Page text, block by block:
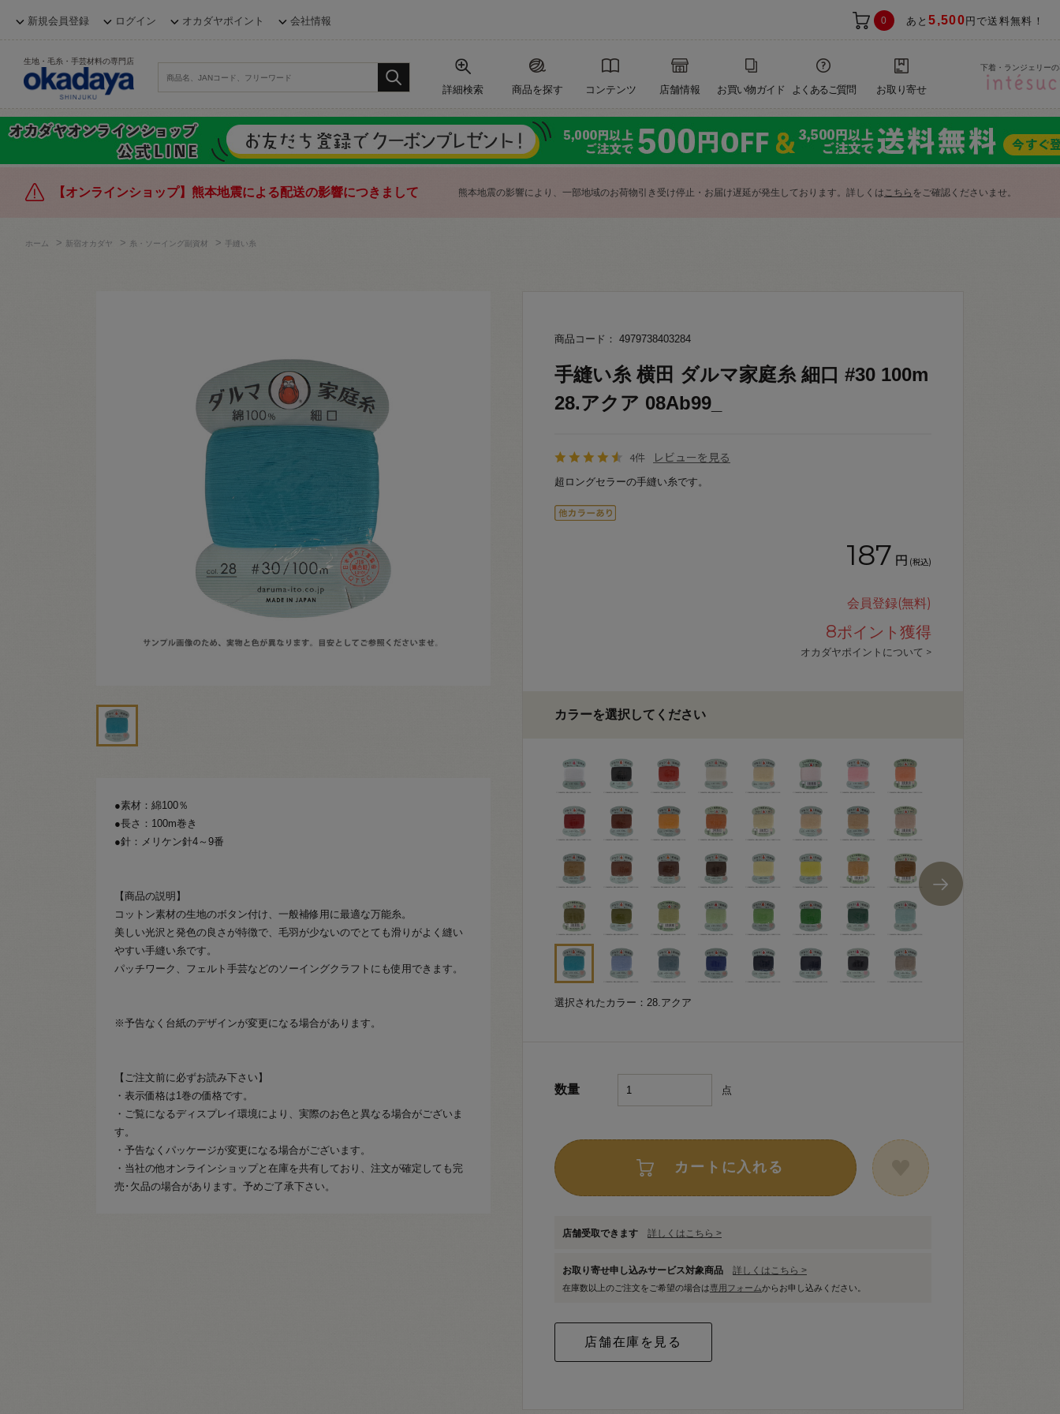
新規会員登録 ログイン オカダヤポイント 会社情報 0 あと5,500 円で送料無料！
生地・毛糸・手芸材料の専門店
詳細検索 商品を探す コンテンツ 店舗情報 お買い物ガイド よくあるご質問 お取り寄せ
下着・ランジェリー
【オンラインショップ】熊本地震による配送の影響につきまして 熊本地震の影響により、一部地域のお荷物引き受け停止・お届け遅延が発生しております。詳しくはこちら をご確認くださいませ。
ホーム > 新宿オカダヤ > 糸・ソーイング副資材 > 手縫い糸
●素材：綿100％
●長さ：100m巻き
●針：メリケン針4～9番
【商品の説明】
コットン素材の生地のボタン付け、一般補修用に最適な万能糸。
美しい光沢と発色の良さが特徴で、毛羽が少ないのでとても滑りがよく縫い
やすい手縫い糸です。
パッチワーク、フェルト手芸などのソーイングクラフトにも使用できます。
※予告なく台紙のデザインが変更になる場合があります。
【ご注文前に必ずお読み下さい】
・表示価格は1巻の価格です。
・ご覧になるディスプレイ環境により、実際のお色と異なる場合がございま
す。
・予告なくパッケージが変更になる場合がございます。
・当社の他オンラインショップと在庫を共有しており、注文が確定しても完
売･欠品の場合があります。予めご了承下さい。
商品コード： 4979738403284
手縫い糸 横田 ダルマ家庭糸 細口 #30 100m
28.アクア 08Ab99_
4件 レビューを見る
超ロングセラーの手縫い糸です。
187 円 (税込)
会員登録(無料)
8ポイント獲得
オカダヤポイントについて >
カラーを選択してください
選択されたカラー：28.アクア
数量 点
カートに入れる
店舗受取できます 詳しくはこちら >
お取り寄せ申し込みサービス対象商品 詳しくはこちら >
在庫数以上のご注文をご希望の場合は専用フォームからお申し込みください。